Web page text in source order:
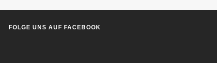
FOLGE UNS AUF FACEBOOK